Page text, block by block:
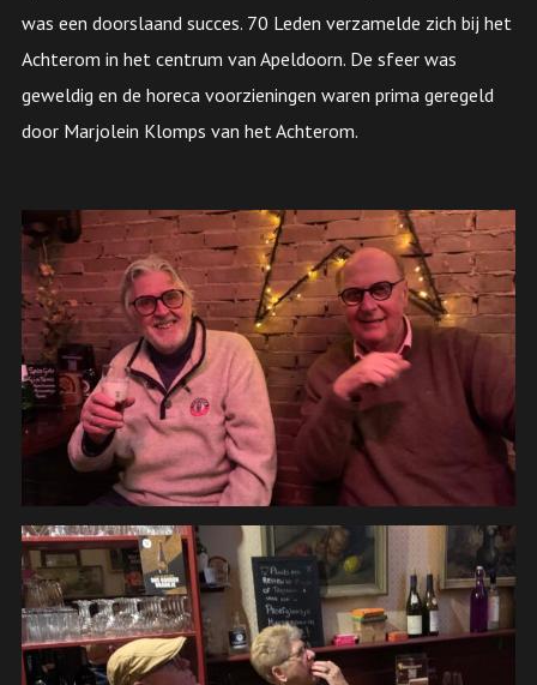
was een doorslaand succes. 70 Leden verzamelde zich bij het
Achterom in het centrum van Apeldoorn. De sfeer was
geweldig en de horeca voorzieningen waren prima geregeld
door Marjolein Klomps van het Achterom.